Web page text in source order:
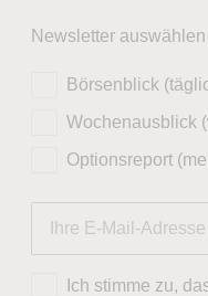
Newsletter auswählen
Börsenblick
Wochenausblick
Optionsreport
Ich stimme zu,